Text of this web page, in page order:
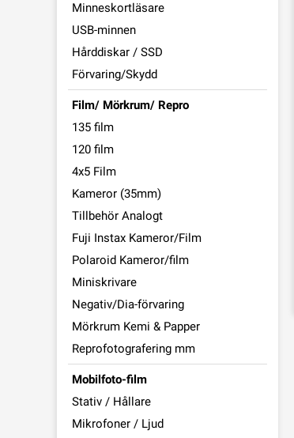
Minneskortläsare
USB-minnen
Hårddiskar / SSD
Förvaring/Skydd
Film/ Mörkrum/ Repro
135 film
120 film
4x5 Film
Kameror (35mm)
Tillbehör Analogt
Fuji Instax Kameror/Film
Polaroid Kameror/film
Miniskrivare
Negativ/Dia-förvaring
Mörkrum Kemi & Papper
Reprofotografering mm
Mobilfoto-film
Stativ / Hållare
Mikrofoner / Ljud